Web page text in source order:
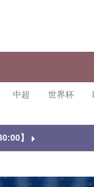
中超 世界杯
】